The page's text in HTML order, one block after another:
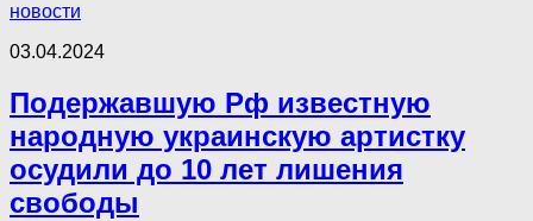
новости
03.04.2024
Подержавшую Рф известную
народную украинскую артистку
осудили до 10 лет лишения
свободы